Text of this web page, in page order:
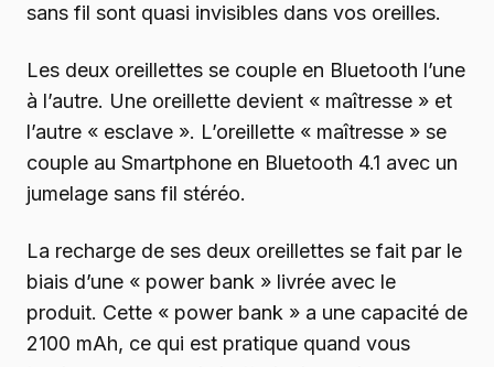
sans fil sont quasi invisibles dans vos oreilles.
Les deux oreillettes se couple en Bluetooth l’une
à l’autre. Une oreillette devient « maîtresse » et
l’autre « esclave ». L’oreillette « maîtresse » se
couple au Smartphone en Bluetooth 4.1 avec un
jumelage sans fil stéréo.
La recharge de ses deux oreillettes se fait par le
biais d’une « power bank » livrée avec le
produit. Cette « power bank » a une capacité de
2100 mAh, ce qui est pratique quand vous